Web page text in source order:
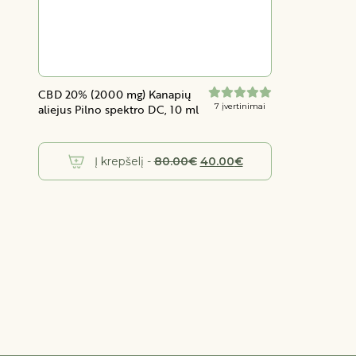
CBD 20% (2000 mg) Kanapių
aliejus Pilno spektro DC, 10 ml
7 įvertinimai
Į krepšelį - 80.00€ Original
40.00€Current
price